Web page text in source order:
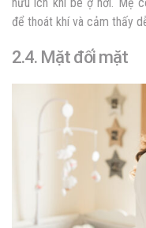
hữu ích khi bé ợ hơi. Mẹ
để thoát khí và cảm thấy
2.4. Mặt đối mặt